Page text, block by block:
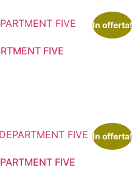
In offerta!
FIVE
In offerta!
FIVE